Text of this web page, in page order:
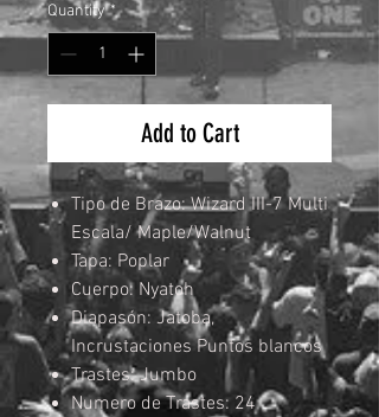
Quantity *
Add to Cart
Tipo de Brazo: Wizard III-7 Multi
Escala/ Maple/Walnut
Tapa: Poplar
Cuerpo: Nyatoh
Diapasón: Jatoba,
Incrustaciones Puntos blancos
Trastes: Jumbo
Numero de Trastes: 24